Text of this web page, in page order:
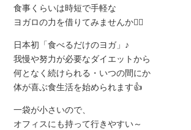
食事くらいは時短で手軽な
ヨガロの力を借りてみませんか💁‍♀
日本初「食べるだけのヨガ」♪
我慢や努力が必要なダイエットから
何となく続けられる・いつの間にか
体が喜ぶ食生活を始められます👍
一袋が小さいので、
オフィスにも持って行きやすい～